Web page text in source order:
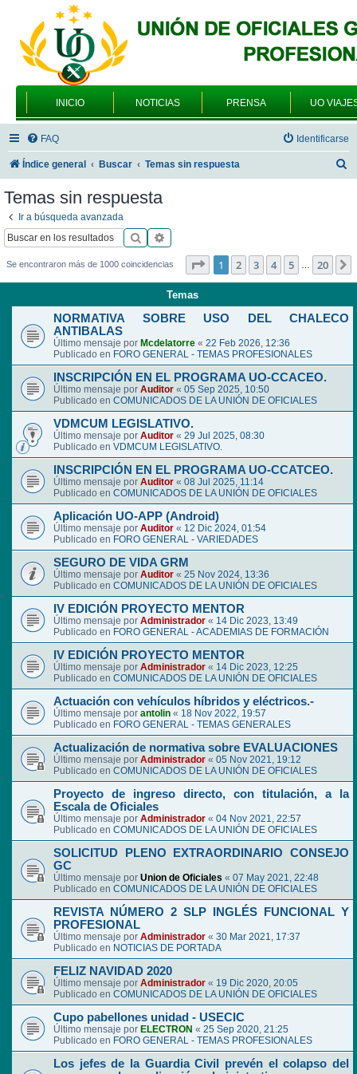
INICIO NOTICIAS PRENSA UO
FAQ Identificarse
Índice general Buscar Temas sin respuesta
Temas sin respuesta
Ir a búsqueda avanzada
Buscar
Se encontraron más de 1000 coincidencias Página de 20
1 2 3 4 5 … 20
Temas
NORMATIVA SOBRE USO DEL CHALECO
ANTIBALAS
Último mensaje por Mcdelatorre « 22 Feb 2026, 12:36
Publicado en FORO GENERAL - TEMAS PROFESIONALES
INSCRIPCIÓN EN EL PROGRAMA UO-CCACEO.
Último mensaje por Auditor « 05 Sep 2025, 10:50
Publicado en COMUNICADOS DE LA UNIÓN DE OFICIALES
VDMCUM LEGISLATIVO.
Último mensaje por Auditor « 29 Jul 2025, 08:30
Publicado en VDMCUM LEGISLATIVO.
INSCRIPCIÓN EN EL PROGRAMA UO-CCATCEO.
Último mensaje por Auditor « 08 Jul 2025, 11:14
Publicado en COMUNICADOS DE LA UNIÓN DE OFICIALES
Aplicación UO-APP (Android)
Último mensaje por Auditor « 12 Dic 2024, 01:54
Publicado en FORO GENERAL - VARIEDADES
SEGURO DE VIDA GRM
Último mensaje por Auditor « 25 Nov 2024, 13:36
Publicado en COMUNICADOS DE LA UNIÓN DE OFICIALES
IV EDICIÓN PROYECTO MENTOR
Último mensaje por Administrador « 14 Dic 2023, 13:49
Publicado en FORO GENERAL - ACADEMIAS DE FORMACIÓN
IV EDICIÓN PROYECTO MENTOR
Último mensaje por Administrador « 14 Dic 2023, 12:25
Publicado en COMUNICADOS DE LA UNIÓN DE OFICIALES
Actuación con vehículos híbridos y eléctricos.-
Último mensaje por antolin « 18 Nov 2022, 19:57
Publicado en FORO GENERAL - TEMAS GENERALES
Actualización de normativa sobre EVALUACIONES
Último mensaje por Administrador « 05 Nov 2021, 19:12
Publicado en COMUNICADOS DE LA UNIÓN DE OFICIALES
Proyecto de ingreso directo, con titulación, a la
Escala de Oficiales
Último mensaje por Administrador « 04 Nov 2021, 22:57
Publicado en COMUNICADOS DE LA UNIÓN DE OFICIALES
SOLICITUD PLENO EXTRAORDINARIO CONSEJO
GC
Último mensaje por Union de Oficiales « 07 May 2021, 22:48
Publicado en COMUNICADOS DE LA UNIÓN DE OFICIALES
REVISTA NÚMERO 2 SLP INGLÉS FUNCIONAL Y
PROFESIONAL
Último mensaje por Administrador « 30 Mar 2021, 17:37
Publicado en NOTICIAS DE PORTADA
FELIZ NAVIDAD 2020
Último mensaje por Administrador « 19 Dic 2020, 20:05
Publicado en COMUNICADOS DE LA UNIÓN DE OFICIALES
Cupo pabellones unidad - USECIC
Último mensaje por ELECTRON « 25 Sep 2020, 21:25
Publicado en FORO GENERAL - TEMAS PROFESIONALES
Los jefes de la Guardia Civil prevén el colapso del